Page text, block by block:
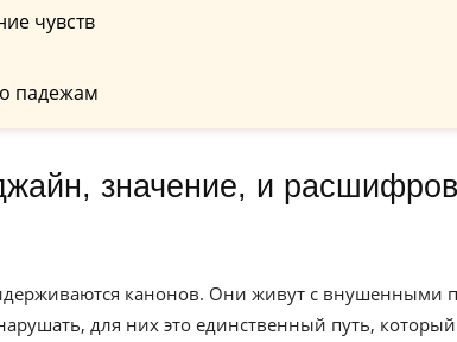
чувств
падежам
канонов. Они живут с внушенными
для них это единственный путь, который